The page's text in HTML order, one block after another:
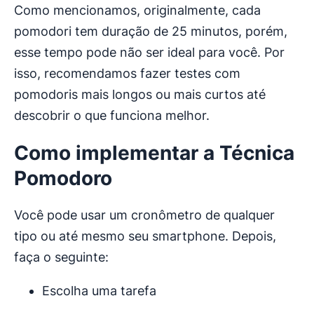
Como mencionamos, originalmente, cada
pomodori tem duração de 25 minutos, porém,
esse tempo pode não ser ideal para você. Por
isso, recomendamos fazer testes com
pomodoris mais longos ou mais curtos até
descobrir o que funciona melhor.
Como implementar a Técnica
Pomodoro
Você pode usar um cronômetro de qualquer
tipo ou até mesmo seu smartphone. Depois,
faça o seguinte:
Escolha uma tarefa